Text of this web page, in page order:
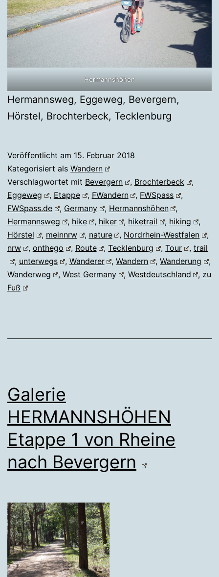
Hermannshöhen
Hermannsweg, Eggeweg, Bevergern,
Hörstel, Brochterbeck, Tecklenburg
Veröffentlicht am 15. Februar 2018
Kategorisiert als Wandern
Verschlagwortet mit Bevergern , Brochterbeck
,
Eggeweg
, Etappe , FWandern , FWSpass
,
FWSpass.de
, Germany , Hermannshöhen
,
Hermannsweg
, hike , hiker , hiketrail , hiking
,
Hörstel
, meinnrw , nature , Nordrhein-Westfalen
,
nrw
, onthego , Route ,Tecklenburg ,Tour , trail
, unterwegs , Wanderer ,Wandern ,Wanderung
,
Wanderweg
, West Germany , Westdeutschland , zu
Fuß
Galerie
HERMANNSHÖHEN
Etappe 1 von Rheine
nach Bevergern